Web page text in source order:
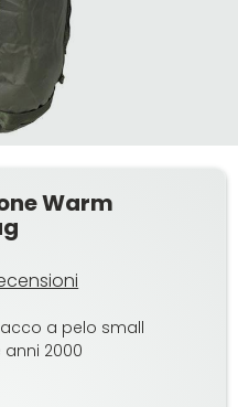
Warm
a pelo small
2000